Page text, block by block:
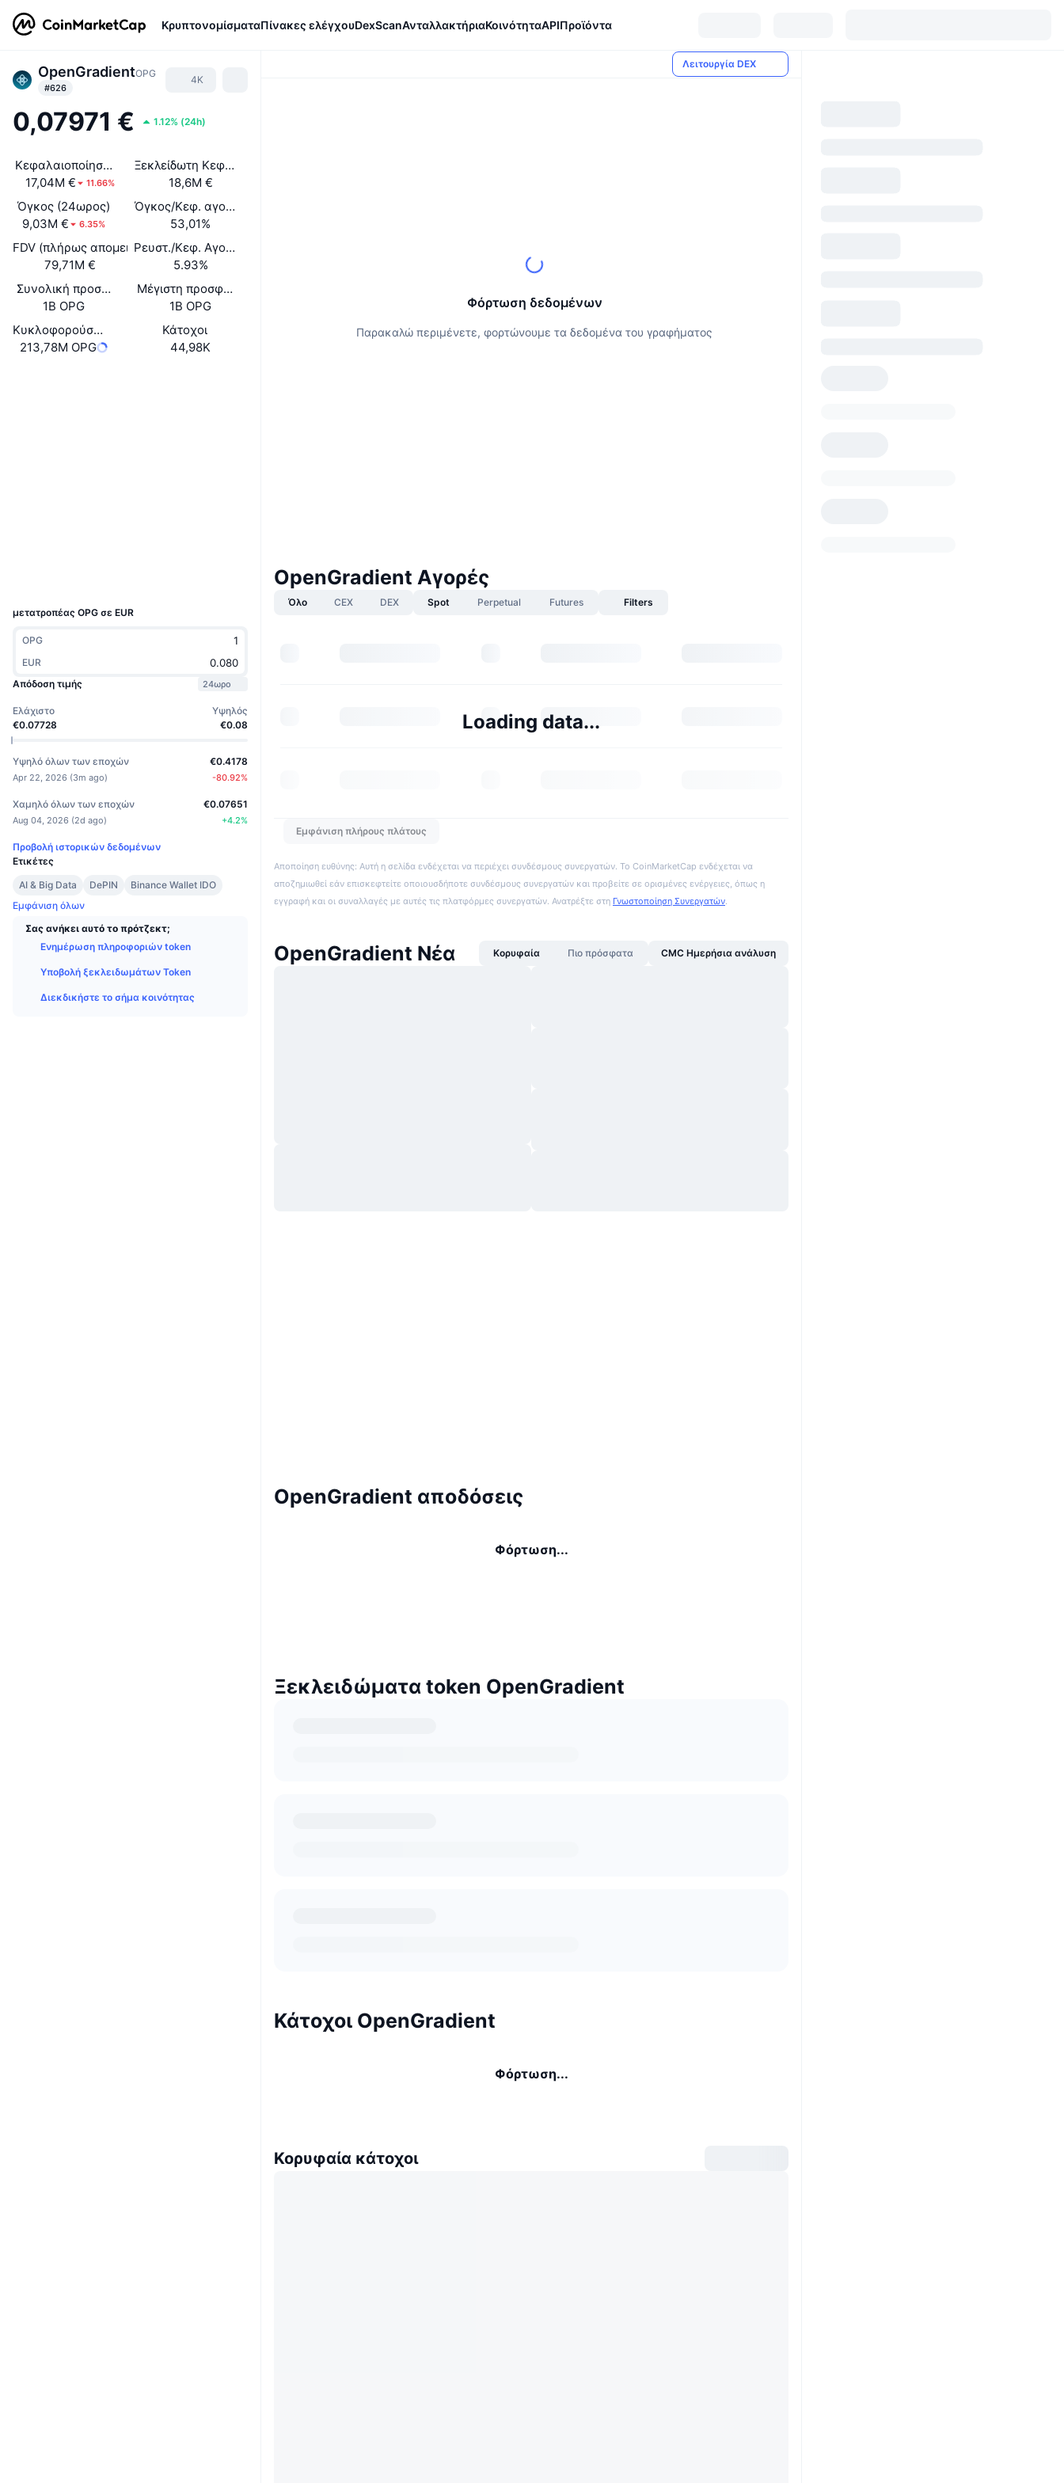
ΚρυπτονομίσματαΠίνακες ελέγχουDexScanΑνταλλακτήριαΚοινότηταAPIΠροϊόντα
OpenGradientOPG
#626
4K
0,07971 € 1.12% (24h)
Κεφαλαιοποίηση αγοράς
17,04M €
11.66%
Ξεκλείδωτη Κεφαλαιοποίηση Αγοράς
18,6M €
Όγκος (24ωρος)
9,03M €
6.35%
Όγκος/Κεφ. αγοράς (24ώ)
53,01%
FDV (πλήρως απομειωμένη αξία)
79,71M €
Ρευστ./Κεφ. Αγοράς
5.93%
Συνολική προσφορά
1B OPG
Μέγιστη προσφορά
1B OPG
Κυκλοφορούσα Προσφορά
213,78M OPG
Κάτοχοι
44,98K
μετατροπέας OPG σε EUR
OPG
EUR
Απόδοση τιμής
24ωρο
Ελάχιστο
€0.07728
Υψηλός
€0.08
Υψηλό όλων των εποχών
Apr 22, 2026 (3m ago)
€0.4178
-80.92%
Χαμηλό όλων των εποχών
Aug 04, 2026 (2d ago)
€0.07651
+4.2%
Προβολή ιστορικών δεδομένων
Ετικέτες
AI & Big Data
DePIN
Binance Wallet IDO
Εμφάνιση όλων
Σας ανήκει αυτό το πρότζεκτ;
Ενημέρωση πληροφοριών token
Υποβολή ξεκλειδωμάτων Token
Διεκδικήστε το σήμα κοινότητας
Λειτουργία DEX
Φόρτωση δεδομένων
Παρακαλώ περιμένετε, φορτώνουμε τα δεδομένα του γραφήματος
OpenGradient Αγορές
Όλο CEX DEX Spot Perpetual Futures Filters
Loading data...
Εμφάνιση πλήρους πλάτους
Αποποίηση ευθύνης: Αυτή η σελίδα ενδέχεται να περιέχει συνδέσμους συνεργατών. Το CoinMarketCap ενδέχεται να
αποζημιωθεί εάν επισκεφτείτε οποιουσδήποτε συνδέσμους συνεργατών και προβείτε σε ορισμένες ενέργειες, όπως η
εγγραφή και οι συναλλαγές με αυτές τις πλατφόρμες συνεργατών. Ανατρέξτε στη Γνωστοποίηση Συνεργατών.
OpenGradient Νέα Κορυφαία Πιο πρόσφατα CMC Ημερήσια ανάλυση
OpenGradient αποδόσεις
Φόρτωση...
Ξεκλειδώματα token OpenGradient
Κάτοχοι OpenGradient
Φόρτωση...
Κορυφαία κάτοχοι